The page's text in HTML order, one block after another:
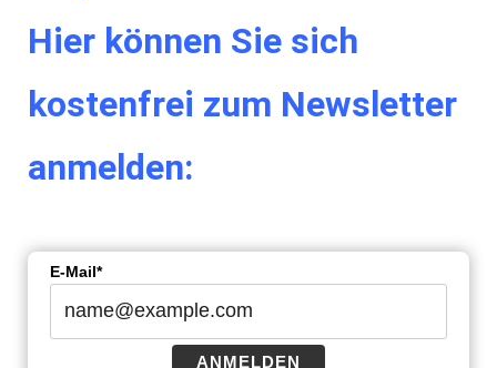
Hier können Sie sich
kostenfrei zum Newsletter
anmelden:
E-Mail*
ANMELDEN